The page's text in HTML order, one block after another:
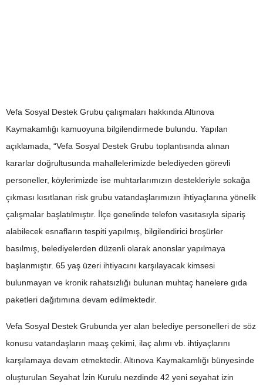
Vefa Sosyal Destek Grubu çalışmaları hakkında Altınova
Kaymakamlığı kamuoyuna bilgilendirmede bulundu. Yapılan
açıklamada, “Vefa Sosyal Destek Grubu toplantısında alınan
kararlar doğrultusunda mahallelerimizde belediyeden görevli
personeller, köylerimizde ise muhtarlarımızın destekleriyle sokağa
çıkması kısıtlanan risk grubu vatandaşlarımızın ihtiyaçlarına yönelik
çalışmalar başlatılmıştır. İlçe genelinde telefon vasıtasıyla sipariş
alabilecek esnafların tespiti yapılmış, bilgilendirici broşürler
basılmış, belediyelerden düzenli olarak anonslar yapılmaya
başlanmıştır. 65 yaş üzeri ihtiyacını karşılayacak kimsesi
bulunmayan ve kronik rahatsızlığı bulunan muhtaç hanelere gıda
paketleri dağıtımına devam edilmektedir.
Vefa Sosyal Destek Grubunda yer alan belediye personelleri de söz
konusu vatandaşların maaş çekimi, ilaç alımı vb. ihtiyaçlarını
karşılamaya devam etmektedir. Altınova Kaymakamlığı bünyesinde
oluşturulan Seyahat İzin Kurulu nezdinde 42 yeni seyahat izin